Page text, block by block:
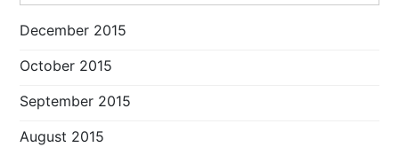
December 2015
October 2015
September 2015
August 2015